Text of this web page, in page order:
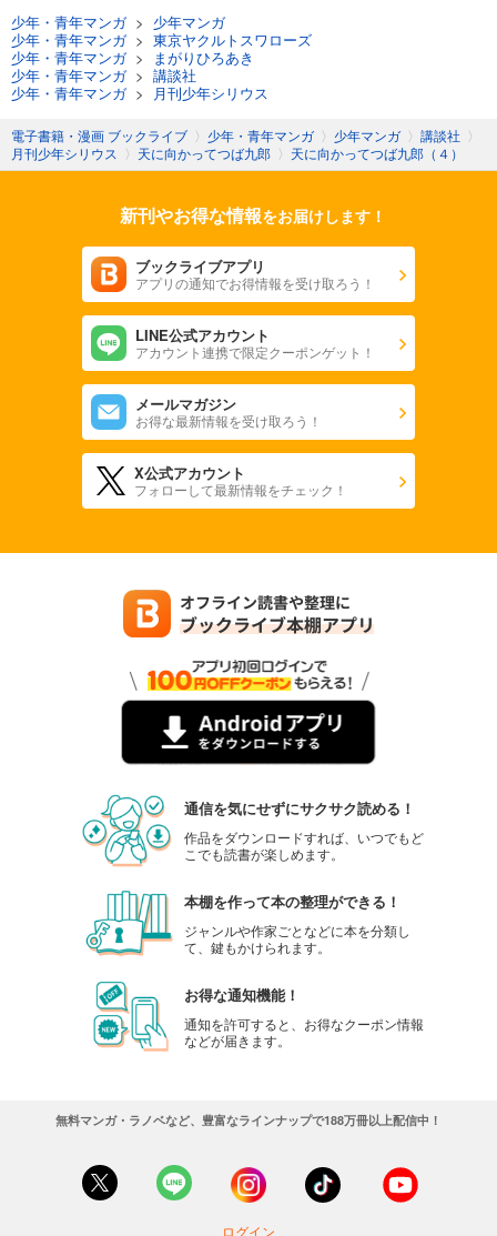
少年・青年マンガ> 少年マンガ
少年・青年マンガ> 東京ヤクルトスワローズ
少年・青年マンガ>
まがりひろあき
少年・青年マンガ> 講談社
少年・青年マンガ> 月刊少年シリウス
電子書籍・漫画 ブックライブ 〉 少年・青年マンガ 〉 少年マンガ 〉 講談社 〉
月刊少年シリウス 〉 天に向かってつば九郎 〉 天に向かってつば九郎（４）
新刊やお得な情報をお届けします！
ブックライブアプリ
アプリの通知でお得情報を受け取ろう！
LINE公式アカウント
アカウント連携で限定クーポンゲット！
メールマガジン
お得な最新情報を受け取ろう！
X公式アカウント
フォローして最新情報をチェック！
通信を気にせずにサクサク読める！
作品をダウンロードすれば、いつでもど
こでも読書が楽しめます。
本棚を作って本の整理ができる！
ジャンルや作家ごとなどに本を分類し
て、鍵もかけられます。
お得な通知機能！
通知を許可すると、お得なクーポン情報
などが届きます。
無料マンガ・ラノベなど、豊富なラインナップで188万冊以上配信中！
ログイン